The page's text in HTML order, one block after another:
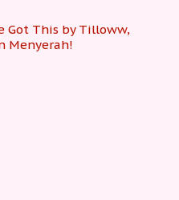
Got This by Tilloww,
Menyerah!